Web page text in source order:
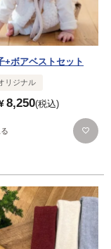
+ボアベストセット
リジナル
8,250 税込